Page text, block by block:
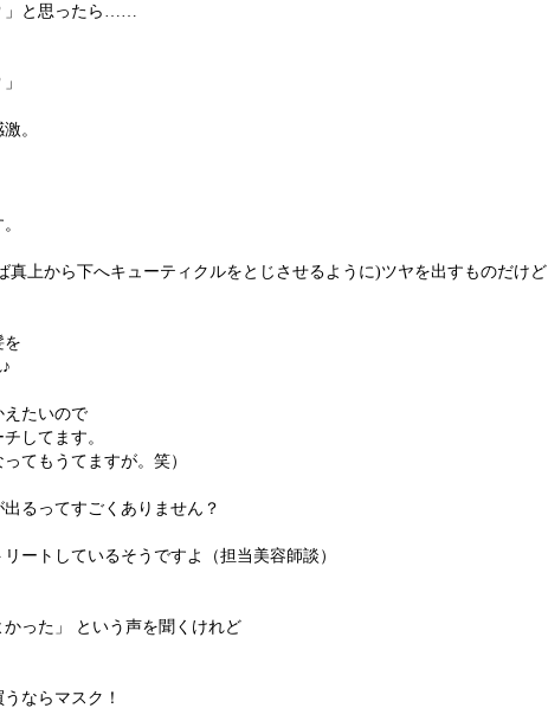
」と思ったら……
。
上から下へキューティクルをとじさせるように)ツヤを出すものだけど
を
えたいので
してます。
てもうてますが。笑）
るってすごくありません？
ートしているそうですよ（担当美容師談）
かった」 という声を聞くけれど
ならマスク！